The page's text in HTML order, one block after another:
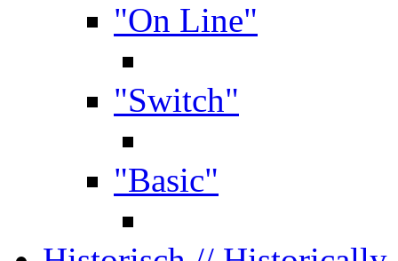
"On Line"
"Switch"
"Basic"